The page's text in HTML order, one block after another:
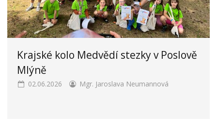
Krajské kolo Medvědí stezky v Poslově
Mlýně
02.06.2026 Mgr. Jaroslava Neumannová